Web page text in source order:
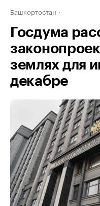
Башкортостан
Госдума
землях для
декабре